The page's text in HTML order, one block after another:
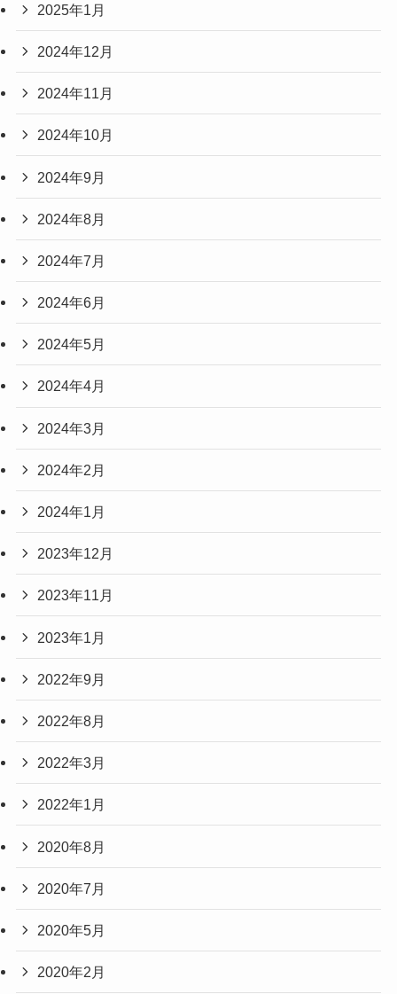
2025年1月
2024年12月
2024年11月
2024年10月
2024年9月
2024年8月
2024年7月
2024年6月
2024年5月
2024年4月
2024年3月
2024年2月
2024年1月
2023年12月
2023年11月
2023年1月
2022年9月
2022年8月
2022年3月
2022年1月
2020年8月
2020年7月
2020年5月
2020年2月